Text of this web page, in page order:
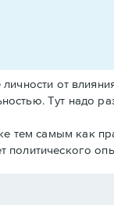
личности от
Тут надо
самым как
политического